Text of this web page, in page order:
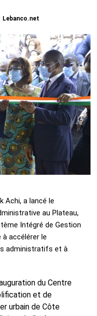
Lebanco.net
Achi, a lancé le
au Plateau,
Intégré de Gestion
à accélérer le
administratifs et à
du Centre
et de
urbain de Côte